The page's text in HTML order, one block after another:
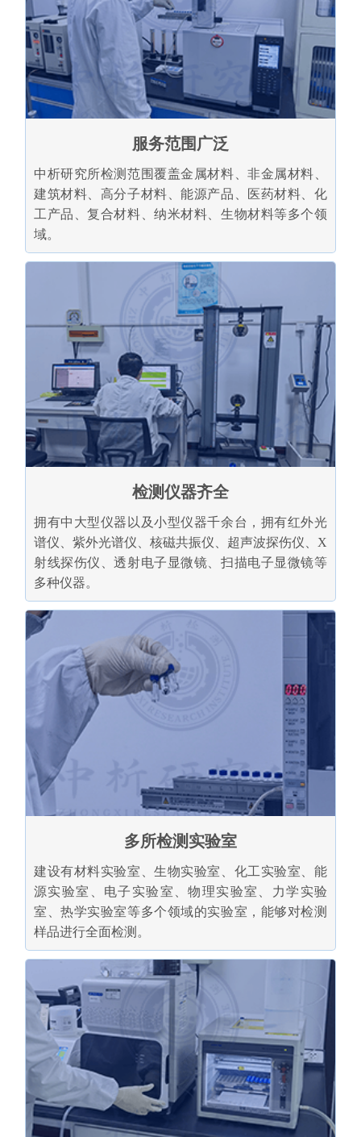
服务范围广泛
中析研究所检测范围覆盖金属材料、非金属材料、
建筑材料、高分子材料、能源产品、医药材料、化
工产品、复合材料、纳米材料、生物材料等多个领
域。
检测仪器齐全
拥有中大型仪器以及小型仪器千余台，拥有红外光
谱仪、紫外光谱仪、核磁共振仪、超声波探伤仪、X
射线探伤仪、透射电子显微镜、扫描电子显微镜等
多种仪器。
多所检测实验室
建设有材料实验室、生物实验室、化工实验室、能
源实验室、电子实验室、物理实验室、力学实验
室、热学实验室等多个领域的实验室，能够对检测
样品进行全面检测。